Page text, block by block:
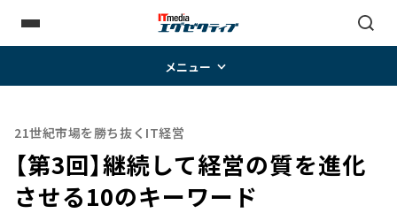
メニュー
21世紀市場を勝ち抜くIT経営
【第3回】継続して経営の質を進化
させる10のキーワード